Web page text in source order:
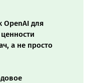
OpenAI для
а не просто